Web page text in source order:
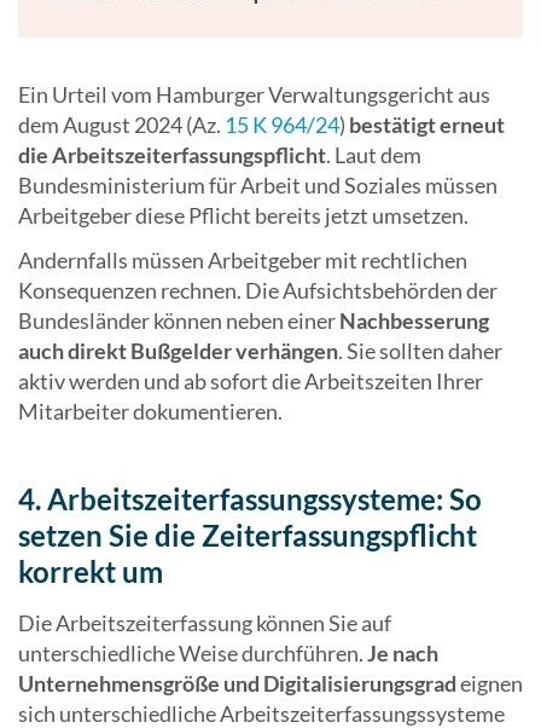
Ein Urteil vom Hamburger Verwaltungsgericht aus
dem August 2024 (Az. 15 K 964/24) bestätigt erneut
die Arbeitszeiterfassungspflicht. Laut dem
Bundesministerium für Arbeit und Soziales müssen
Arbeitgeber diese Pflicht bereits jetzt umsetzen.
Andernfalls müssen Arbeitgeber mit rechtlichen
Konsequenzen rechnen. Die Aufsichtsbehörden der
Bundesländer können neben einerNachbesserung
auch direkt Bußgelder verhängen. Sie sollten daher
aktiv werden und ab sofort die Arbeitszeiten Ihrer
Mitarbeiter dokumentieren.
4. Arbeitszeiterfassungssysteme: So
setzen Sie die Zeiterfassungspflicht
korrekt um
Die Arbeitszeiterfassung können Sie auf
unterschiedliche Weise durchführen.Je nach
Unternehmensgröße und Digitalisierungsgradeignen
sich unterschiedliche Arbeitszeiterfassungssysteme